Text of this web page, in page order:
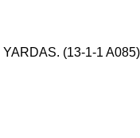
(13-1-1 A085)